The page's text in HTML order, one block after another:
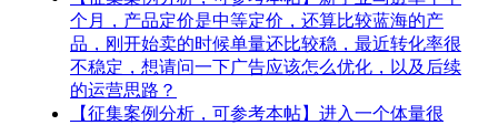
个月，产品定价是中等定价，还算比较蓝海的产
品，刚开始卖的时候单量还比较稳，最近转化率很
不稳定，想请问一下广告应该怎么优化，以及后续
的运营思路？
【征集案例分析，可参考本帖】进入一个体量很